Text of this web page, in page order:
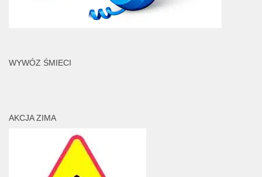
WYWÓZ ŚMIECI
AKCJA ZIMA